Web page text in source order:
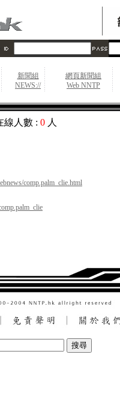
新聞組
NEWS://
網頁新聞組
Web NNTP
人數 : 0 人
comp.palm_clie.html